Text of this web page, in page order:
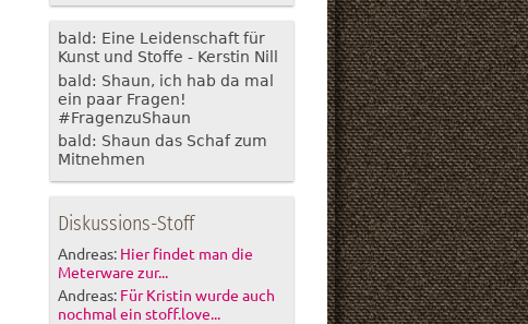
bald: Eine Leidenschaft für
Kunst und Stoffe - Kerstin Nill
bald: Shaun, ich hab da mal
ein paar Fragen!
#FragenzuShaun
bald: Shaun das Schaf zum
Mitnehmen
Diskussions-Stoff
Andreas: Hier findet man die
Meterware zur...
Andreas: Für Kristin wurde auch
nochmal ein stoff.love...